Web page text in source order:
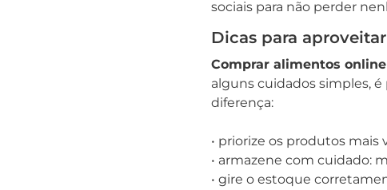
sociais para não perder
Dicas para
Comprar alimentos
alguns cuidados simples,
diferença:
• priorize os produtos
• armazene com cuidado:
• gire o estoque